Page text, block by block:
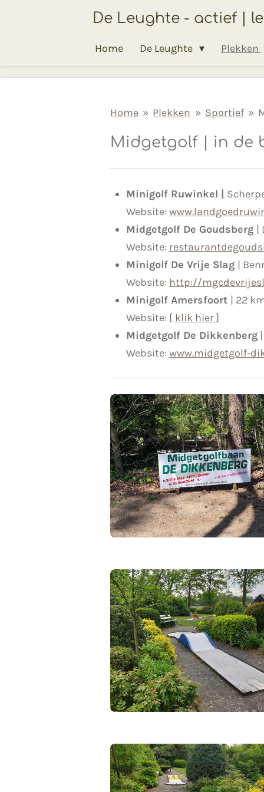
De Leughte - actief |
Home De Leughte Plekken
Home » Plekken » Sportief »
Midgetgolf | in de
Minigolf Ruwinkel |
Website:
Midgetgolf De Goudsberg |
Website:
Minigolf De Vrije Slag |
Website: http://
Minigolf Amersfoort | 22
Website: [ klik hier]
Midgetgolf De Dikkenberg
Website: www.midgetgolf-